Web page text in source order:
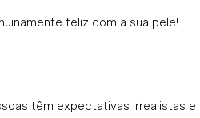
feliz com a sua pele!
têm expectativas irrealistas e